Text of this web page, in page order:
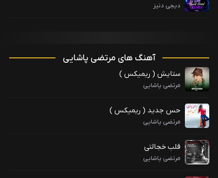
دیجی دنیز
آهنگ های مرتضی پاشایی
ستایش ( ریمیکس )
مرتضی پاشایی
حس جدید ( ریمیکس )
مرتضی پاشایی
قلب خجالتی
مرتضی پاشایی